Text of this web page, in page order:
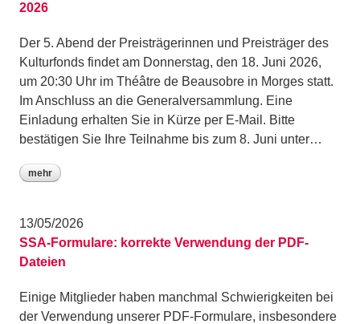
2026
Der 5. Abend der Preisträgerinnen und Preisträger des
Kulturfonds findet am Donnerstag, den 18. Juni 2026,
um 20:30 Uhr im Théâtre de Beausobre in Morges statt.
Im Anschluss an die Generalversammlung. Eine
Einladung erhalten Sie in Kürze per E-Mail. Bitte
bestätigen Sie Ihre Teilnahme bis zum 8. Juni unter…
mehr
13/05/2026
SSA-Formulare: korrekte Verwendung der PDF-
Dateien
Einige Mitglieder haben manchmal Schwierigkeiten bei
der Verwendung unserer PDF-Formulare, insbesondere